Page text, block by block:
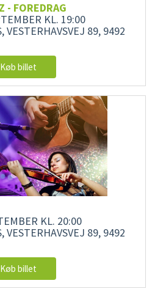
- FOREDRAG
KL. 19:00
VESTERHAVSVEJ 89, 9492
Køb billet
KL. 20:00
VESTERHAVSVEJ 89, 9492
Køb billet